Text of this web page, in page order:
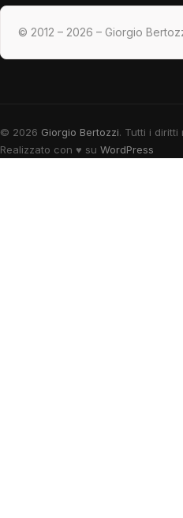
© 2012 – 2026 – Giorgio
© 2026 Giorgio Bertozzi. Tutti i diritti
Realizzato con ♥ su WordPress